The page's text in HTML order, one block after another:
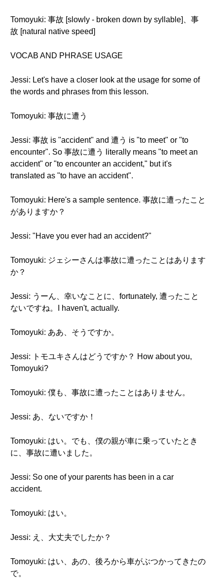
Tomoyuki: 事故 [slowly - broken down by syllable]、事
故 [natural native speed]
VOCAB AND PHRASE USAGE
Jessi: Let's have a closer look at the usage for some of
the words and phrases from this lesson.
Tomoyuki: 事故に遭う
Jessi: 事故 is "accident" and 遭う is "to meet" or "to
encounter". So 事故に遭う literally means "to meet an
accident" or "to encounter an accident," but it's
translated as "to have an accident".
Tomoyuki: Here's a sample sentence. 事故に遭ったこと
がありますか？
Jessi: "Have you ever had an accident?"
Tomoyuki: ジェシーさんは事故に遭ったことはあります
か？
Jessi: うーん、幸いなことに、fortunately, 遭ったこと
ないですね。I haven't, actually.
Tomoyuki: ああ、そうですか。
Jessi: トモユキさんはどうですか？ How about you,
Tomoyuki?
Tomoyuki: 僕も、事故に遭ったことはありません。
Jessi: あ、ないですか！
Tomoyuki: はい。でも、僕の親が車に乗っていたとき
に、事故に遭いました。
Jessi: So one of your parents has been in a car
accident.
Tomoyuki: はい。
Jessi: え、大丈夫でしたか？
Tomoyuki: はい、あの、後ろから車がぶつかってきたの
で。